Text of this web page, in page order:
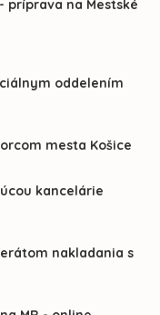
príprava na Mestské
oddelením
mesta Košice
kancelárie
nakladania s